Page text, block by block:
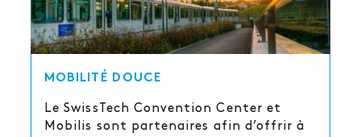
MOBILITÉ DOUCE
Le SwissTech Convention Center et
Mobilis sont partenaires afin d’offrir à